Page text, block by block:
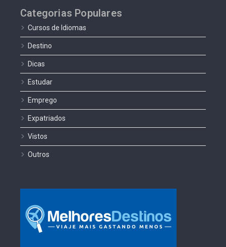
Categorias Populares
Cursos de Idiomas
Destino
Dicas
Estudar
Emprego
Expatriados
Vistos
Outros